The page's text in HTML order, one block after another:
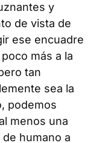
y
de vista de
ese encuadre
más a la
tan
sea la
podemos
menos una
humano a